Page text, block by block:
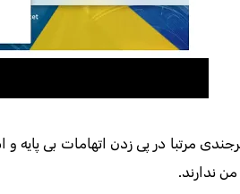
مرتبا در پی زدن اتهامات بی
من ندارند.